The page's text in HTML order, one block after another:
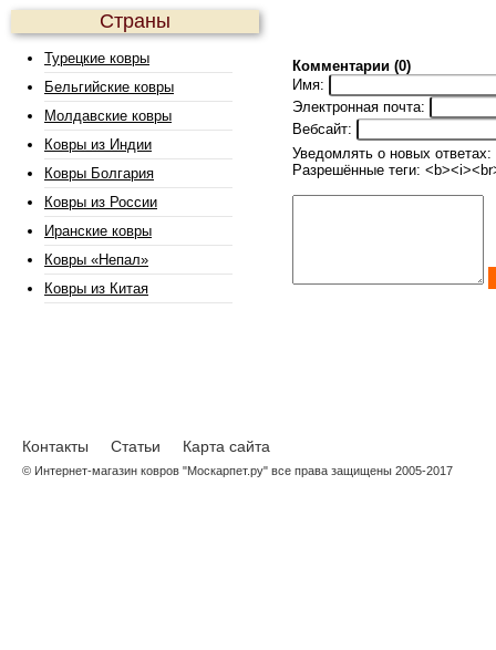
Страны
Турецкие ковры
Бельгийские ковры
Молдавские ковры
Ковры из Индии
Ковры Болгария
Ковры из России
Иранские ковры
Ковры «Непал»
Ковры из Китая
Комментарии (0)
Имя:
Электронная почта:
Вебсайт:
Уведомлять о новых ответах:
Разрешённые теги:
Контакты Статьи Карта сайта
© Интернет-магазин ковров "Москарпет.ру" все права защищены 2005-2017